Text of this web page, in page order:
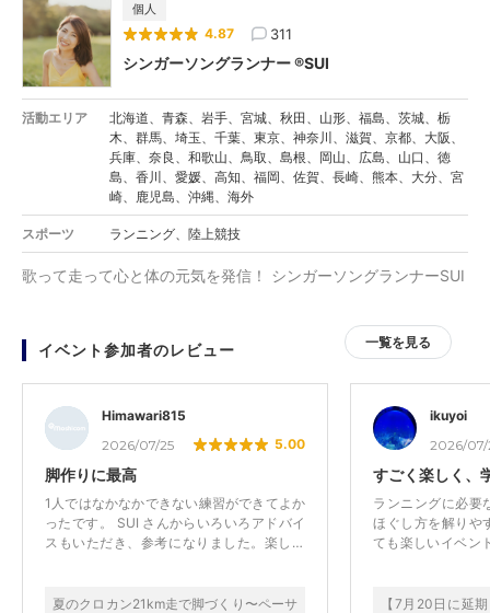
個人
4.87 311
シンガーソングランナー ®️SUI
活動エリア
北海道、青森、岩手、宮城、秋田、山形、福島、茨城、栃
木、群馬、埼玉、千葉、東京、神奈川、滋賀、京都、大阪、
兵庫、奈良、和歌山、鳥取、島根、岡山、広島、山口、徳
島、香川、愛媛、高知、福岡、佐賀、長崎、熊本、大分、宮
崎、鹿児島、沖縄、海外
スポーツ ランニング、陸上競技
歌って走って心と体の元気を発信！ シンガーソングランナーSUI
イベント参加者のレビュー 一覧を見る
Himawari815
2026/07/25
5.00
脚作りに最高
1人ではなかなかできない練習ができてよか
ったです。 SUI さんからいろいろアドバイ
スもいただき、参考になりました。楽しく
夏のクロカン21km走で脚づくり〜ペーサ
ikuyoi
2026/
すごく楽しく、
ランニングに必要
ほぐし方を解りや
ても楽しいイベン
す。すごく楽しか
【7月20日に延